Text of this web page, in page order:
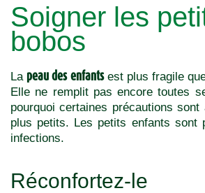
Soigner les
bobos
La peau des enfantsest plus fragile
Elle ne remplit pas encore toutes
pourquoi certaines précautions
plus petits. Les petits enfants sont
infections.
Réconfortez-le